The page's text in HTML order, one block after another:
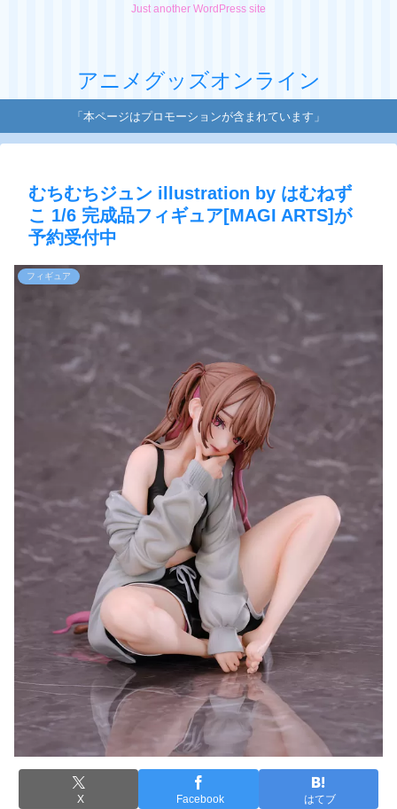
Just another WordPress site
アニメグッズオンライン
「本ページはプロモーションが含まれています」
むちむちジュン illustration by はむねず
こ 1/6 完成品フィギュア[MAGI ARTS]が
予約受付中
フィギュア
X Facebook はてブ